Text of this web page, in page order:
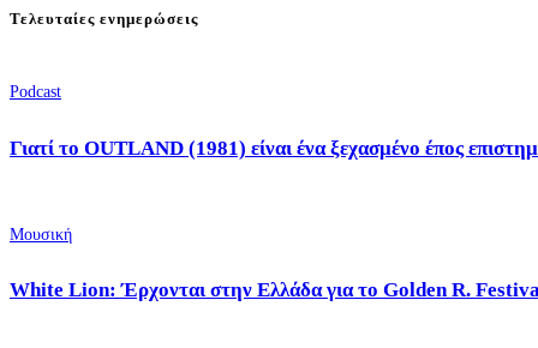
Τελευταίες ενημερώσεις
Podcast
Γιατί το OUTLAND (1981) είναι ένα ξεχασμένο έπος
Μουσική
White Lion: Έρχονται στην Ελλάδα για το Golden R.